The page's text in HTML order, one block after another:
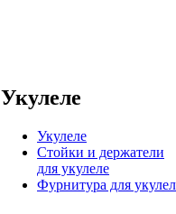
Укулеле
Укулеле
Стойки и держатели
для укулеле
Фурнитура для